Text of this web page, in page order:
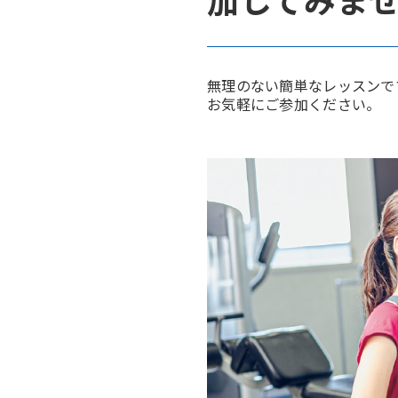
無理のない簡単なレッスンで
お気軽にご参加ください。